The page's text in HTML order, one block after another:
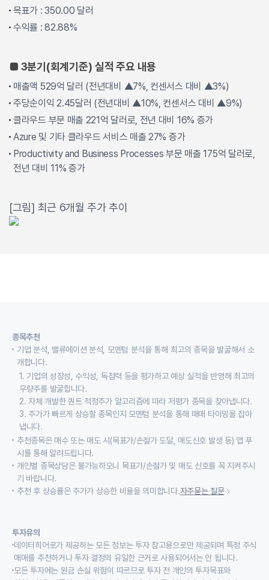
목표가 : 350.00 달러
수익률 : 82.88%
■ 3분기(회계기준) 실적 주요 내용
매출액 529억 달러 (전년대비 ▲7%, 컨센서스 대비 ▲3%)
주당순이익 2.45달러 (전년대비 ▲10%, 컨센서스 대비 ▲9%)
클라우드 부문 매출 221억 달러로, 전년 대비 16% 증가
Azure 및 기타 클라우드 서비스 매출 27% 증가
Productivity and Business Processes 부문 매출 175억 달러로,
전년 대비 11% 증가
[그림] 최근 6개월 주가 추이
종목추천
기업 분석, 밸류에이션 분석, 모멘텀 분석을 통해 최고의 종목을 발굴해서 소
개합니다.
1. 기업의 성장성, 수익성, 독점력 등을 평가하고 예상 실적을 반영해 최고의
우량주를 발굴합니다.
2. 자체 개발한 퀀트 적정주가 알고리즘에 따라 저평가 종목을 찾아냅니다.
3. 주가가 빠르게 상승할 종목인지 모멘텀 분석을 통해 매매 타이밍을 잡아
냅니다.
추천종목은 매수 또는 매도 시(목표가/손절가 도달, 매도신호 발생 등) 앱 푸
시를 통해 알려드립니다.
개인별 종목상담은 불가능하오니 목표가/손절가 및 매도 신호를 꼭 지켜주시
기 바랍니다.
추천 후 상승률은 주가가 상승한 비율을 의미합니다.자주묻는 질문
투자유의
데이터히어로가 제공하는 모든 정보는 투자 참고용으로만 제공되며 특정 주식
매매를 추천하거나 투자 결정의 유일한 근거로 사용되어서는 안 됩니다.
모든 투자에는 원금 손실 위험이 따르므로 투자 전 개인의 투자목표와